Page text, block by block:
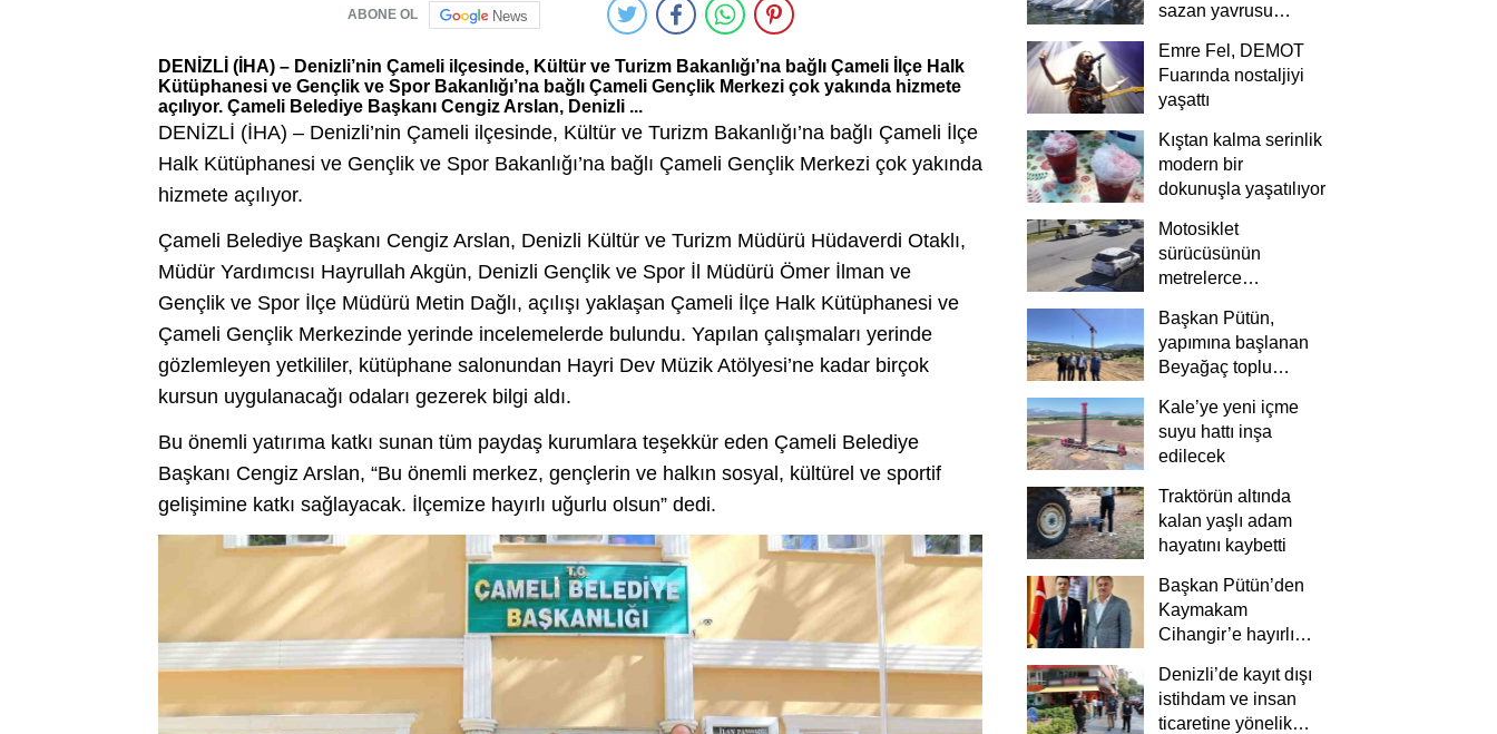
ABONE OL News
DENİZLİ (İHA) – Denizli’nin Çameli ilçesinde, Kültür ve Turizm Bakanlığı’na bağlı Çameli İlçe Halk
Kütüphanesi ve Gençlik ve Spor Bakanlığı’na bağlı Çameli Gençlik Merkezi çok yakında hizmete
açılıyor. Çameli Belediye Başkanı Cengiz Arslan, Denizli ...
DENİZLİ (İHA) – Denizli’nin Çameli ilçesinde, Kültür ve Turizm Bakanlığı’na bağlı Çameli İlçe
Halk Kütüphanesi ve Gençlik ve Spor Bakanlığı’na bağlı Çameli Gençlik Merkezi çok yakında
hizmete açılıyor.
Çameli Belediye Başkanı Cengiz Arslan, Denizli Kültür ve Turizm Müdürü Hüdaverdi Otaklı,
Müdür Yardımcısı Hayrullah Akgün, Denizli Gençlik ve Spor İl Müdürü Ömer İlman ve
Gençlik ve Spor İlçe Müdürü Metin Dağlı, açılışı yaklaşan Çameli İlçe Halk Kütüphanesi ve
Çameli Gençlik Merkezinde yerinde incelemelerde bulundu. Yapılan çalışmaları yerinde
gözlemleyen yetkililer, kütüphane salonundan Hayri Dev Müzik Atölyesi’ne kadar birçok
kursun uygulanacağı odaları gezerek bilgi aldı.
Bu önemli yatırıma katkı sunan tüm paydaş kurumlara teşekkür eden Çameli Belediye
Başkanı Cengiz Arslan, “Bu önemli merkez, gençlerin ve halkın sosyal, kültürel ve sportif
gelişimine katkı sağlayacak. İlçemize hayırlı uğurlu olsun” dedi.
sazan yavrusu
Emre Fel, DEMOT
Fuarında nostaljiyi
yaşattı
Kıştan kalma serinlik
modern bir
dokunuşla yaşatılıyor
Motosiklet
sürücüsünün
metrelerce
güvenlik
kamerasında
Başkan Pütün,
yapımına başlanan
Beyağaç toplu
Kale’ye yeni içme
suyu hattı inşa
edilecek
Traktörün altında
kalan yaşlı adam
hayatını kaybetti
Başkan Pütün’den
Kaymakam
Cihangir’e hayırlı
Denizli’de kayıt dışı
istihdam ve insan
ticaretine yönelik